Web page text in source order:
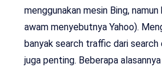
menggunakan mesin Bing,
awam menyebutnya Yahoo).
banyak search traffic dari search
juga penting. Beberapa alasannya